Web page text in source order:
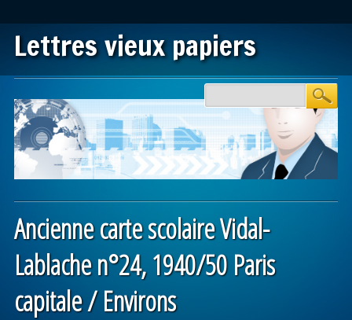
Lettres vieux papiers
Main menu
Ancienne carte scolaire Vidal-
Lablache n°24, 1940/50 Paris
capitale / Environs